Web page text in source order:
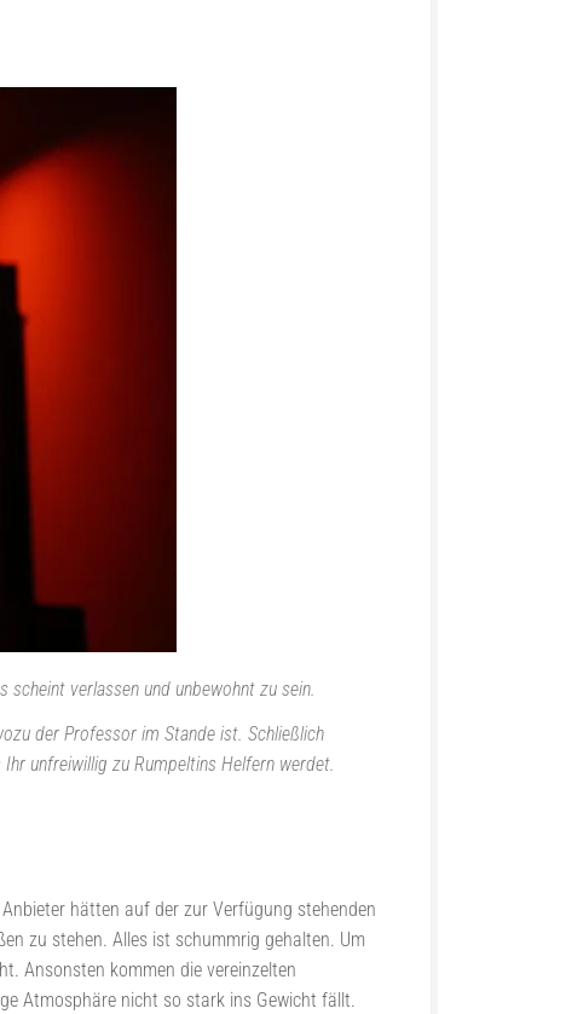
verlassen und unbewohnt zu sein.
der Professor im Stande ist. Schließlich
unfreiwillig zu Rumpeltins Helfern werdet.
hätten auf der zur Verfügung stehenden
zu stehen. Alles ist schummrig gehalten. Um
Ansonsten kommen die vereinzelten
Atmosphäre nicht so stark ins Gewicht fällt.